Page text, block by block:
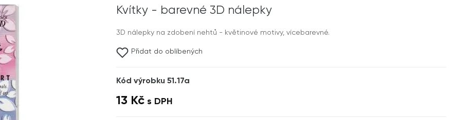
Kvítky - barevné 3D nálepky
3D nálepky na zdobení nehtů - květinové motivy, vícebarevné.
Přidat do oblíbených
Kód výrobku 51.17a
13 Kč s DPH